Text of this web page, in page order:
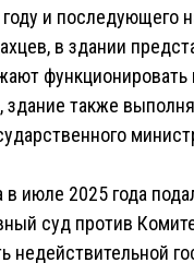
и последующего
в здании
функционировать
здание также
в июле 2025 года
суд против
недействительной